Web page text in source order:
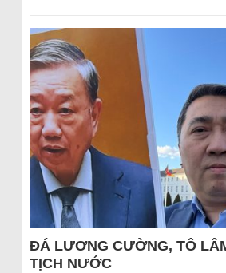
ĐÁ LƯƠNG CƯỜNG, TÔ
TỊCH NƯỚC